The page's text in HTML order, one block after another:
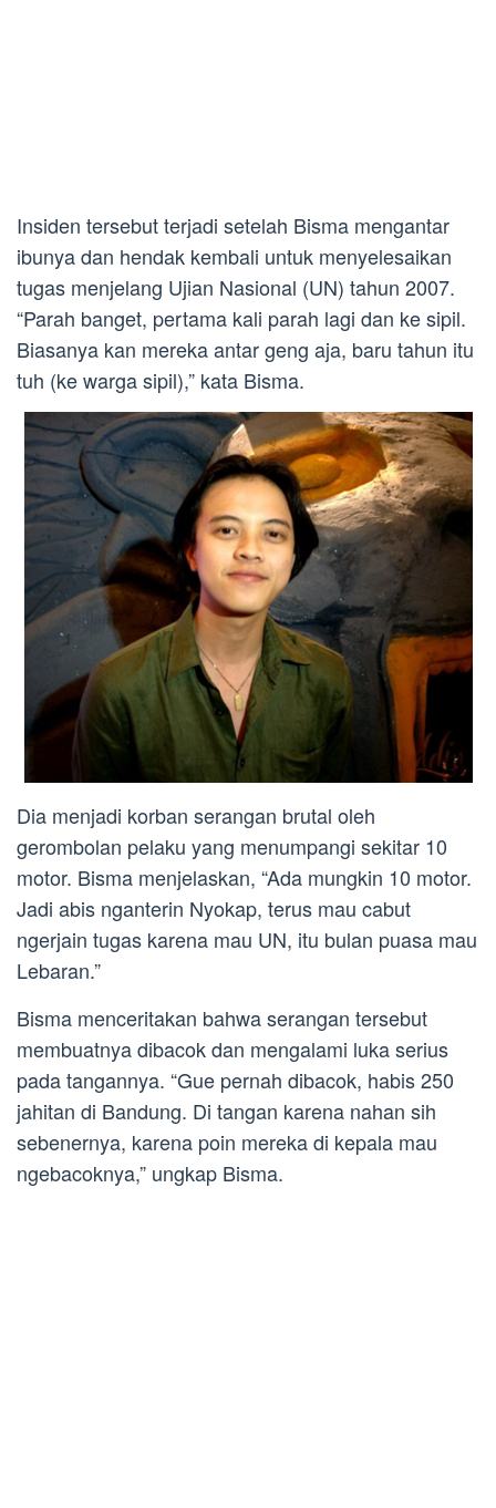
Insiden tersebut terjadi setelah Bisma mengantar
ibunya dan hendak kembali untuk menyelesaikan
tugas menjelang Ujian Nasional (UN) tahun 2007.
“Parah banget, pertama kali parah lagi dan ke sipil.
Biasanya kan mereka antar geng aja, baru tahun itu
tuh (ke warga sipil),” kata Bisma.
Dia menjadi korban serangan brutal oleh
gerombolan pelaku yang menumpangi sekitar 10
motor. Bisma menjelaskan, “Ada mungkin 10 motor.
Jadi abis nganterin Nyokap, terus mau cabut
ngerjain tugas karena mau UN, itu bulan puasa mau
Lebaran.”
Bisma menceritakan bahwa serangan tersebut
membuatnya dibacok dan mengalami luka serius
pada tangannya. “Gue pernah dibacok, habis 250
jahitan di Bandung. Di tangan karena nahan sih
sebenernya, karena poin mereka di kepala mau
ngebacoknya,” ungkap Bisma.